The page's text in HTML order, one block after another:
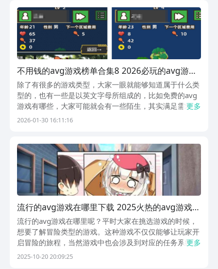
不用钱的avg游戏榜单合集8 2026必玩的avg游戏
before_2
除了有很多的游戏类型，大家一眼就能够知道属于什么类
型的，也有一些是以英文字母所组成的，比如免费的avg
游戏有哪些，大家可能就会有一些陌生，其实满足需求的
主要就是以文字的方式，可以让大家进行冒险的，都可以
更多
2026-01-30 16:11:16
流行的avg游戏在哪里下载 2025火热的avg游戏榜
单
流行的avg游戏在哪里呢？平时大家在挑选游戏的时候，
想要了解冒险类型的游戏。这种游戏不仅仅能够让玩家开
启冒险的旅程，当然游戏中也会涉及到对应的任务系统。
玩家通过完成任务系统从而提升它的娱乐价值，既然很多
更多
2025-10-20 20:09:25